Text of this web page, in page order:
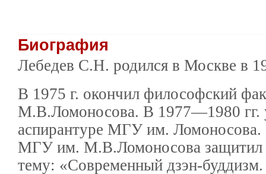
Биография
Лебедев С.Н. родился в Москве в
В 1975 г. окончил философский
М.В.Ломоносова. В 1977—1980 гг.
аспирантуре МГУ им. Ломоносова.
МГУ им. М.В.Ломоносова защитил
тему: «Современный дзэн-